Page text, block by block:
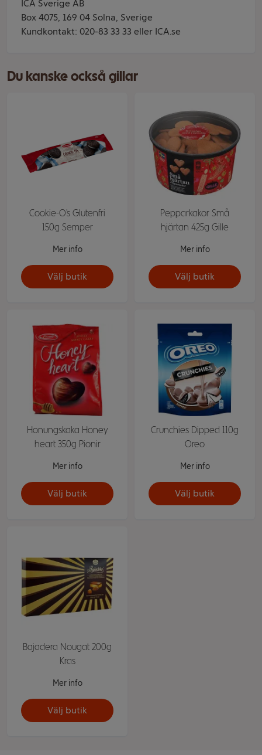
ICA Sverige AB
Box 4075, 169 04 Solna, Sverige
Kundkontakt: 020-83 33 33 eller ICA.se
Du kanske också gillar
Cookie-O's Glutenfri
150g Semper
Mer info
Välj butik
Pepparkakor Små
hjärtan 425g Gille
Mer info
Välj butik
Honungskaka Honey
heart 350g Pionir
Mer info
Välj butik
Crunchies Dipped 110g
Oreo
Mer info
Välj butik
Bajadera Nougat 200g
Kras
Mer info
Välj butik